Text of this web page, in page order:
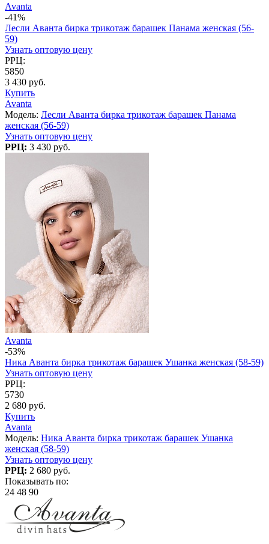
Avanta
-41%
Лесли Аванта бирка трикотаж барашек Панама женская (56-
59)
Узнать оптовую цену
РРЦ:
5850
3 430 руб.
Купить
Avanta
Модель: Лесли Аванта бирка трикотаж барашек Панама
женская (56-59)
Узнать оптовую цену
РРЦ: 3 430 руб.
Avanta
-53%
Ника Аванта бирка трикотаж барашек Ушанка женская (58-59)
Узнать оптовую цену
РРЦ:
5730
2 680 руб.
Купить
Avanta
Модель: Ника Аванта бирка трикотаж барашек Ушанка
женская (58-59)
Узнать оптовую цену
РРЦ: 2 680 руб.
Показывать по:
24 48 90